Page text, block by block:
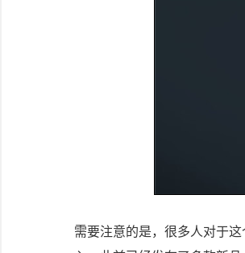
需要注意的是，很多人对于